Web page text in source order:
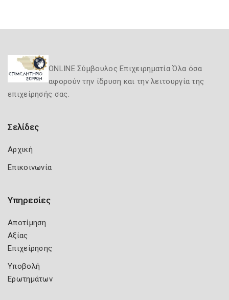
ONLINE Σύμβουλος Επιχειρηματία Όλα όσα
αφορούν την ίδρυση και την λειτουργία της
επιχείρησής σας.
Σελίδες
Αρχική
Επικοινωνία
Υπηρεσίες
Αποτίμηση
Αξίας
Επιχείρησης
Υποβολή
Ερωτημάτων